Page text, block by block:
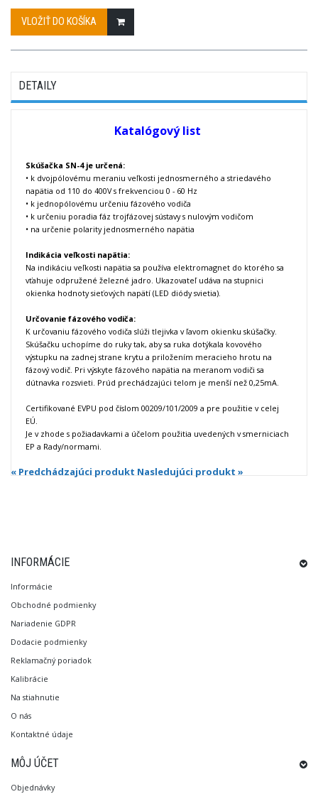
VLOŽIŤ DO KOŠÍKA
DETAILY
Katalógový list
Skúšačka SN-4 je určená:
• k dvojpólovému meraniu veľkosti jednosmerného a striedavého
napätia od 110 do 400V s frekvenciou 0 - 60 Hz
• k jednopólovému určeniu fázového vodiča
• k určeniu poradia fáz trojfázovej sústavy s nulovým vodičom
• na určenie polarity jednosmerného napätia
Indikácia veľkosti napätia:
Na indikáciu veľkosti napätia sa používa elektromagnet do ktorého sa
vťahuje odpružené železné jadro. Ukazovateľ udáva na stupnici
okienka hodnoty sieťových napätí (LED diódy svietia).
Určovanie fázového vodiča:
K určovaniu fázového vodiča slúži tlejivka v ľavom okienku skúšačky.
Skúšačku uchopíme do ruky tak, aby sa ruka dotýkala kovového
výstupku na zadnej strane krytu a priložením meracieho hrotu na
fázový vodič. Pri výskyte fázového napätia na meranom vodiči sa
dútnavka rozsvieti. Prúd prechádzajúci telom je menší než 0,25mA.
Certifikované EVPU pod číslom 00209/101/2009 a pre použitie v celej
EÚ.
Je v zhode s požiadavkami a účelom použitia uvedených v smerniciach
EP a Rady/normami.
« Predchádzajúci produkt Nasledujúci produkt »
INFORMÁCIE
Informácie
Obchodné podmienky
Nariadenie GDPR
Dodacie podmienky
Reklamačný poriadok
Kalibrácie
Na stiahnutie
O nás
Kontaktné údaje
MÔJ ÚČET
Objednávky